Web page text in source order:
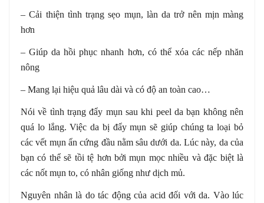
– Cải thiện tình trạng sẹo mụn, làn da trở nên mịn màng
hơn
– Giúp da hồi phục nhanh hơn, có thể xóa các nếp nhăn
nông
– Mang lại hiệu quả lâu dài và có độ an toàn cao…
Nói về tình trạng đẩy mụn sau khi peel da bạn không nên
quá lo lắng. Việc da bị đẩy mụn sẽ giúp chúng ta loại bỏ
các vết mụn ẩn cứng đầu nằm sâu dưới da. Lúc này, da của
bạn có thể sẽ tồi tệ hơn bởi mụn mọc nhiều và đặc biệt là
các nốt mụn to, có nhân giống như dịch mủ.
Nguyên nhân là do tác động của acid đối với da. Vào lúc